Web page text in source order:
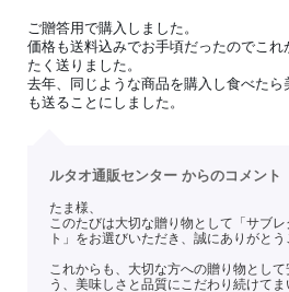
ご贈答用で購入しました。
価格も送料込みでお手頃だったのでこ
たく送りました。
去年、同じような商品を購入し食べた
も送ることにしました。
ルタオ通販センター からのコメント
たま様、
このたびは大切な贈り物として「サブ
ト」をお選びいただき、誠にありがとう
これからも、大切な方への贈り物とし
う、美味しさと品質にこだわり続けてま